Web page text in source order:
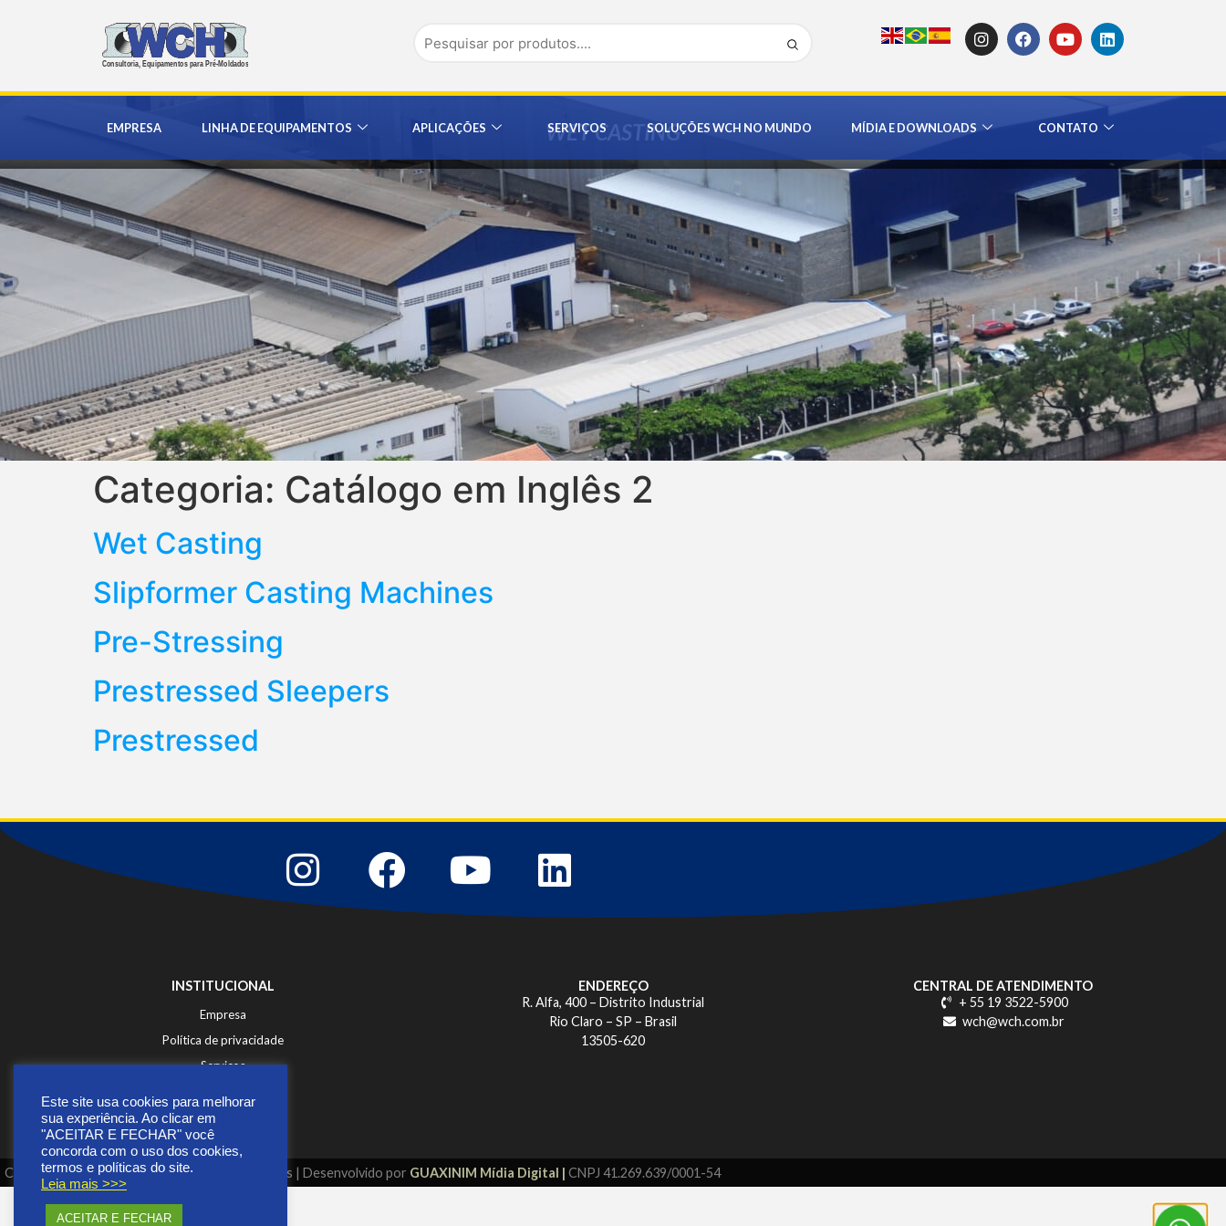
EMPRESA LINHA DE EQUIPAMENTOS APLICAÇÕES SERVIÇOS SOLUÇÕES WCH NO MUNDO MÍDIA E DOWNLOADS CONTATO
WET CASTING
Categoria: Catálogo em Inglês 2
Wet Casting
Slipformer Casting Machines
Pre-Stressing
Prestressed Sleepers
Prestressed
INSTITUCIONAL
Empresa
Política de privacidade
Serviços
ENDEREÇO
R. Alfa, 400 – Distrito Industrial
Rio Claro – SP – Brasil
13505-620
CENTRAL DE ATENDIMENTO
+ 55 19 3522-5900
wch@wch.com.br
Copyright © 2026 | Todos os direitos reservados | Desenvolvido por GUAXINIM Mídia Digital | CNPJ 41.269.639/0001-54
Este site usa cookies para melhorar
sua experiência. Ao clicar em
"ACEITAR E FECHAR" você
concorda com o uso dos cookies,
termos e políticas do site.
Leia mais >>>
ACEITAR E FECHAR